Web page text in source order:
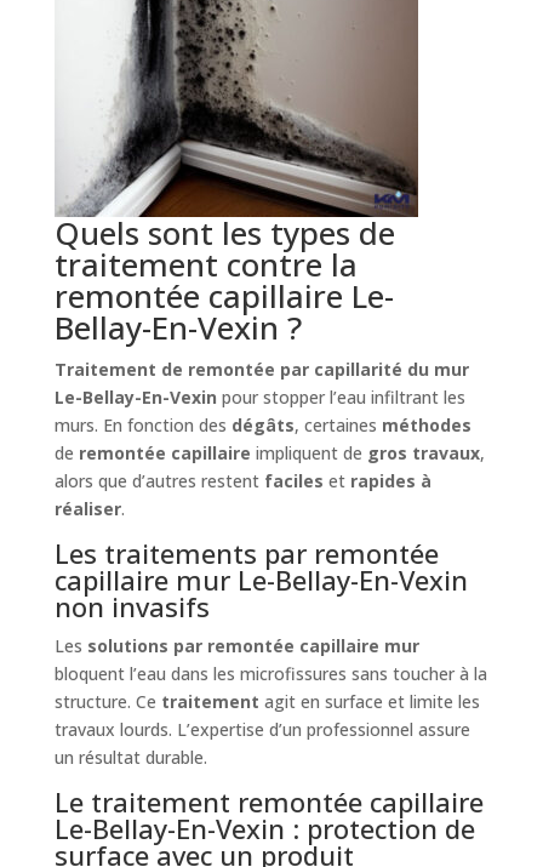
Quels sont les types de
traitement contre la
remontée capillaire Le-
Bellay-En-Vexin ?
Traitement de remontée par capillarité du mur
Le-Bellay-En-Vexin pour stopper l’eau infiltrant les
murs. En fonction des dégâts, certaines méthodes
de remontée capillaire impliquent de gros travaux,
alors que d’autres restent faciles et rapides à
réaliser.
Les traitements par remontée
capillaire mur Le-Bellay-En-Vexin
non invasifs
Les solutions par remontée capillaire mur
bloquent l’eau dans les microfissures sans toucher à la
structure. Ce traitement agit en surface et limite les
travaux lourds. L’expertise d’un professionnel assure
un résultat durable.
Le traitement remontée capillaire
Le-Bellay-En-Vexin : protection de
surface avec un produit